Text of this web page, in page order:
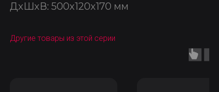
ДxШxВ: 500x120x170 мм
Другие товары из этой серии